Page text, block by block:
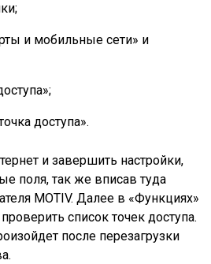
и мобильные сети» и
доступа».
и завершить настройки,
поля, так же вписав туда
MOTIV. Далее в «Функциях»
список точек доступа.
после перезагрузки